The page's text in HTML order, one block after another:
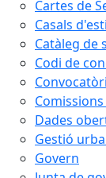
Cartes de
Casals
Catàleg de
Codi de
Dades
Gestió
Govern